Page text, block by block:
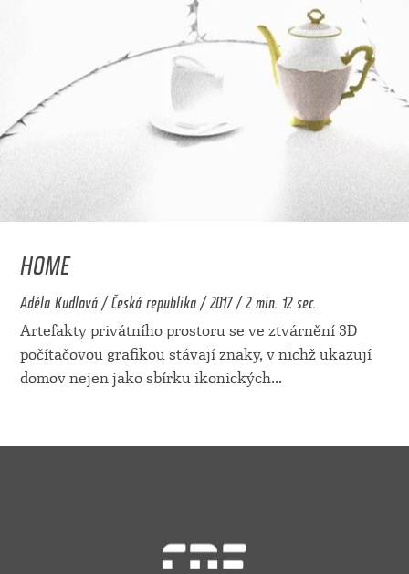
HOME
Adéla Kudlová / Česká republika / 2017 / 2 min. 12 sec.
Artefakty privátního prostoru se ve ztvárnění 3D
počítačovou grafikou stávají znaky, v nichž ukazují
domov nejen jako sbírku ikonických...